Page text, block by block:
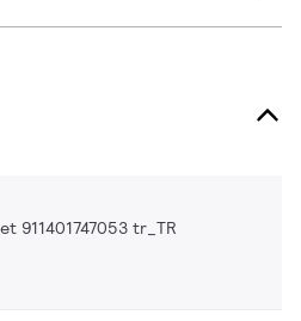
911401747053 tr_TR